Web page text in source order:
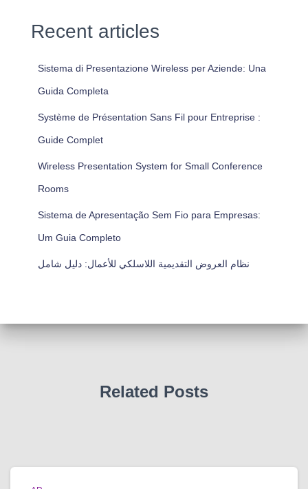
Recent articles
Sistema di Presentazione Wireless per Aziende: Una
Guida Completa
Système de Présentation Sans Fil pour Entreprise :
Guide Complet
Wireless Presentation System for Small Conference
Rooms
Sistema de Apresentação Sem Fio para Empresas:
Um Guia Completo
نظام العروض التقديمية اللاسلكي للأعمال: دليل شامل
Related Posts